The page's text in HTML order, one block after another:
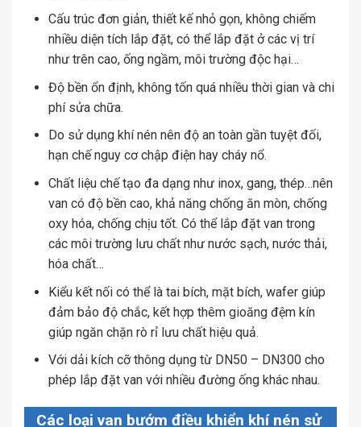
Cấu trúc đơn giản, thiết kế nhỏ gọn, không chiếm
nhiều diện tích lắp đặt, có thể lắp đặt ở các vị trí
như trên cao, ống ngầm, môi trường độc hại…
Độ bền ổn định, không tốn quá nhiều thời gian và chi
phí sửa chữa.
Do sử dụng khí nén nên độ an toàn gần tuyệt đối,
hạn chế nguy cơ chập điện hay cháy nổ.
Chất liệu chế tạo đa dạng như inox, gang, thép…nên
van có độ bền cao, khả năng chống ăn mòn, chống
oxy hóa, chống chịu tốt. Có thể lắp đặt van trong
các môi trường lưu chất như nước sạch, nước thải,
hóa chất…
Kiểu kết nối có thể là tai bích, mặt bích, wafer giúp
đảm bảo độ chắc, kết hợp thêm gioăng đệm kín
giúp ngăn chặn rò rỉ lưu chất hiệu quả.
Với dải kích cỡ thông dụng từ DN50 – DN300 cho
phép lắp đặt van với nhiều đường ống khác nhau.
Các loại van bướm điều khiển khí nén sử